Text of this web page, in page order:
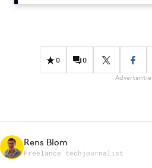
Effectiviteit
Martech
Media
0 0
Advertentie
Rens Blom
Freelance techjournalist